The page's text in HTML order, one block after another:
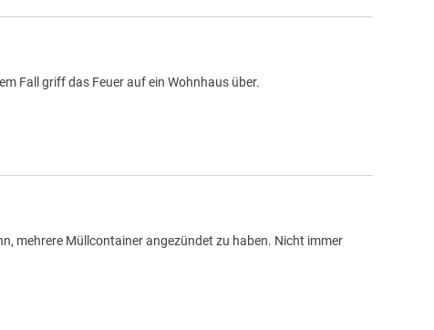
Fall griff das Feuer auf ein Wohnhaus über.
mehrere Müllcontainer angezündet zu haben. Nicht immer